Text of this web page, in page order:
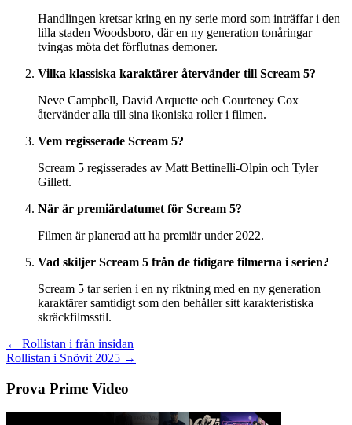
Handlingen kretsar kring en ny serie mord som inträffar i den
lilla staden Woodsboro, där en ny generation tonåringar
tvingas möta det förflutnas demoner.
Vilka klassiska karaktärer återvänder till Scream 5?
Neve Campbell, David Arquette och Courteney Cox
återvänder alla till sina ikoniska roller i filmen.
Vem regisserade Scream 5?
Scream 5 regisserades av Matt Bettinelli-Olpin och Tyler
Gillett.
När är premiärdatumet för Scream 5?
Filmen är planerad att ha premiär under 2022.
Vad skiljer Scream 5 från de tidigare filmerna i serien?
Scream 5 tar serien i en ny riktning med en ny generation
karaktärer samtidigt som den behåller sitt karakteristiska
skräckfilmsstil.
Inläggsnavigering
← Rollistan i från insidan
Rollistan i Snövit 2025 →
Prova Prime Video